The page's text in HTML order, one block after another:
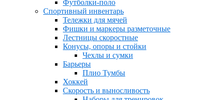
Футболки-поло
Спортивный инвентарь
Тележки для мячей
Фишки и маркеры разметочные
Лестницы скоростные
Конусы, опоры и стойки
Чехлы и сумки
Барьеры
Плио Тумбы
Хоккей
Скорость и выносливость